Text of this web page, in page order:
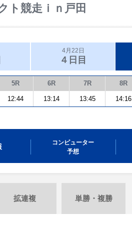
ト競走ｉｎ戸田
4月22日
４日目
5R 6R 7R 8R
12:44 13:14 13:45 14:16
コンピューター
予想
拡連複 単勝・複勝